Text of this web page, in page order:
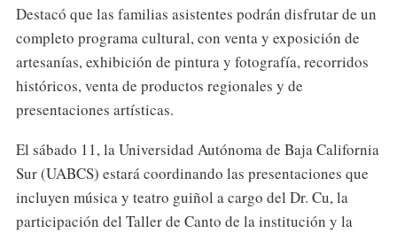
Destacó que las familias asistentes podrán disfrutar de un
completo programa cultural, con venta y exposición de
artesanías, exhibición de pintura y fotografía, recorridos
históricos, venta de productos regionales y de
presentaciones artísticas.
El sábado 11, la Universidad Autónoma de Baja California
Sur (UABCS) estará coordinando las presentaciones que
incluyen música y teatro guiñol a cargo del Dr. Cu, la
participación del Taller de Canto de la institución y la